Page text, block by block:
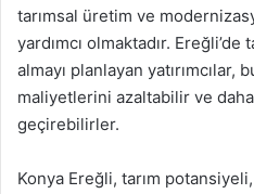
tarımsal üretim ve
yardımcı olmaktadır.
almayı planlayan
maliyetlerini azaltabilir ve
geçirebilirler.
Konya Ereğli, tarım